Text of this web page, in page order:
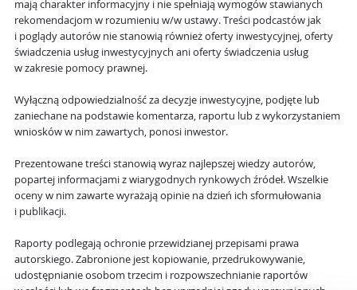
mają charakter informacyjny i nie spełniają wymogów stawianych
rekomendacjom w rozumieniu w/w ustawy. Treści podcastów jak
i poglądy autorów nie stanowią również oferty inwestycyjnej, oferty
świadczenia usług inwestycyjnych ani oferty świadczenia usług
w zakresie pomocy prawnej.
Wyłączną odpowiedzialność za decyzje inwestycyjne, podjęte lub
zaniechane na podstawie komentarza, raportu lub z wykorzystaniem
wniosków w nim zawartych, ponosi inwestor.
Prezentowane treści stanowią wyraz najlepszej wiedzy autorów,
popartej informacjami z wiarygodnych rynkowych źródeł. Wszelkie
oceny w nim zawarte wyrażają opinie na dzień ich sformułowania
i publikacji.
Raporty podlegają ochronie przewidzianej przepisami prawa
autorskiego. Zabronione jest kopiowanie, przedrukowywanie,
udostępnianie osobom trzecim i rozpowszechnianie raportów